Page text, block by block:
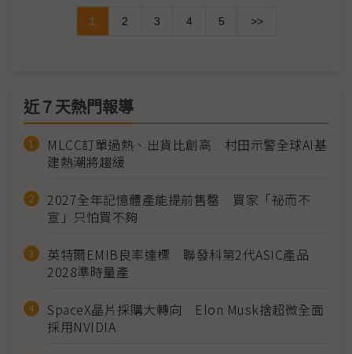
1 2 3 4 5 >>
近７天熱門報導
MLCC訂單過熱、出貨比創高 村田示警全球AI基
建熱潮將趨緩
2027全年記憶體產能提前售罄 買家「祕而不
宣」只怕買不夠
英特爾EMIB良率達標 聯發科第2代ASIC產品
2028準時量產
SpaceX晶片採購大轉向 Elon Musk捨超微全面
採用NVIDIA